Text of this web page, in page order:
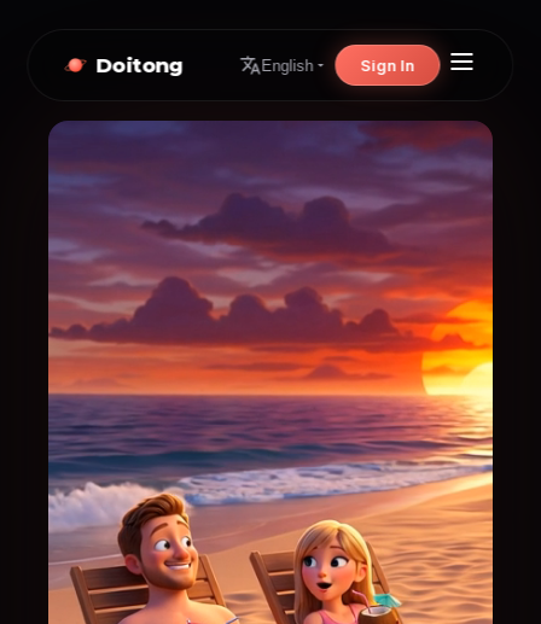
Doitong English Sign In